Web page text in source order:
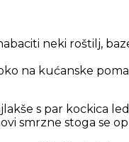
neki roštilj,
na kućanske
s par kockica
smrzne stoga se